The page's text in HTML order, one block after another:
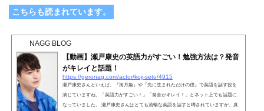
こちらも読まれています。
NAGG BLOG
【動画】瀬戸康史の英語力がすごい！勉強方法は？発音
がキレイと話題！
https://geronag.com/actor/koji-seto/4915
瀬戸康史さんといえば、『海月姫』や『先に生まれただけの僕』で英語を話す役を
演じていますね。「英語力がすごい！」「発音がキレイ！」とネット上でも話題に
なっていました。 瀬戸康史さんはとても流暢な英語を話すと噂されていますが、真